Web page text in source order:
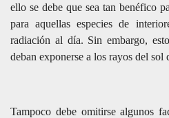
ello se debe que sea tan benéfico
para aquellas especies de
radiación al día. Sin embargo,
deban exponerse a los rayos del sol
Tampoco debe omitirse algunos